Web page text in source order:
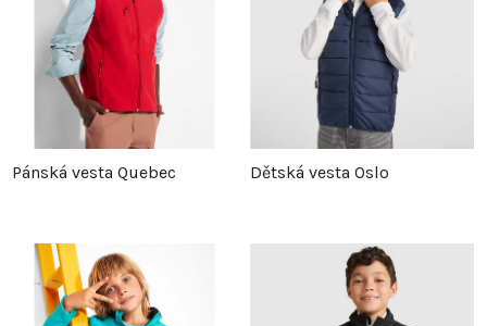
Pánská vesta Quebec Dětská vesta Oslo